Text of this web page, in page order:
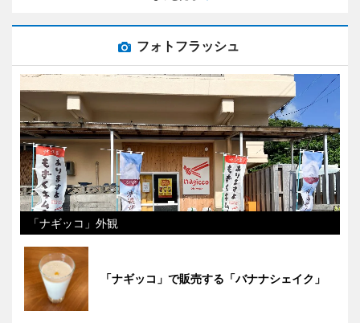
フォトフラッシュ
「ナギッコ」外観
「ナギッコ」で販売する「バナナシェイク」